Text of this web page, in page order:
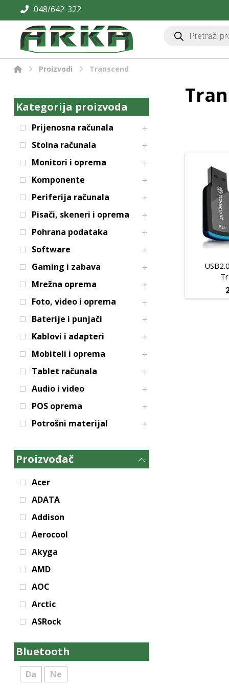
048/642-322
Proizvodi Transcend
Kategorija proizvoda
Prijenosna računala
Stolna računala
Monitori i oprema
Komponente
Periferija računala
Pisači, skeneri i oprema
Pohrana podataka
Software
Gaming i zabava
Mrežna oprema
Foto, video i oprema
Baterije i punjači
Kablovi i adapteri
Mobiteli i oprema
Tablet računala
Audio i video
POS oprema
Potrošni materijal
Proizvođač
Acer
ADATA
Addison
Aerocool
Akyga
AMD
AOC
Arctic
ASRock
Aula
BIT FORCE
Bluetooth
Da Ne